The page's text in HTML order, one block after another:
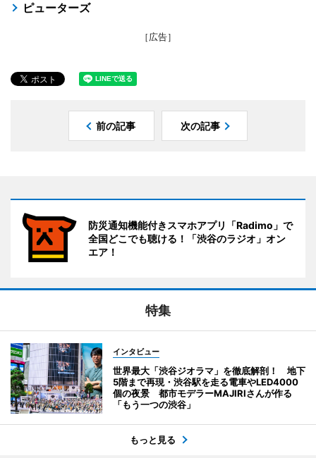
ピューターズ
［広告］
前の記事 次の記事
防災通知機能付きスマホアプリ「Radimo」で
全国どこでも聴ける！「渋谷のラジオ」オン
エア！
特集
インタビュー
世界最大「渋谷ジオラマ」を徹底解剖！ 地下
5階まで再現・渋谷駅を走る電車やLED4000
個の夜景 都市モデラーMAJIRIさんが作る
「もう一つの渋谷」
もっと見る